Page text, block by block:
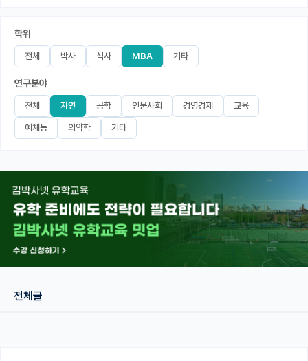
미국 유학 게시판
어드미션 포스팅
블로그
이벤트
이벤트
반도체 아카데미
재팬라운지 🌸
학위
전체 박사 석사 MBA 기타
연구분야
전체 자연 공학 인문사회 경영경제 교육
예체능 의약학 기타
전체글